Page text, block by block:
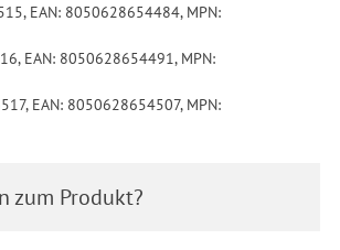
EAN: 8050628654484, MPN:
EAN: 8050628654491, MPN:
EAN: 8050628654507, MPN:
zum Produkt?